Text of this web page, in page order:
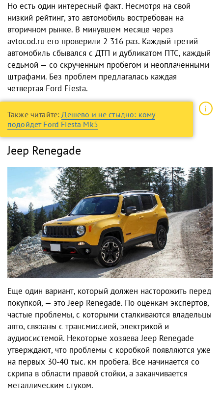
Но есть один интересный факт. Несмотря на свой
низкий рейтинг, это автомобиль востребован на
вторичном рынке. В минувшем месяце через
avtocod.ru его проверили 2 316 раз. Каждый третий
автомобиль сбывался с ДТП и дубликатом ПТС, каждый
седьмой — со скрученным пробегом и неоплаченными
штрафами. Без проблем предлагалась каждая
четвертая Ford Fiesta.
Также читайте:Дешево и не стыдно: кому
подойдет Ford Fiesta Mk5
Jeep Renegade
Еще один вариант, который должен насторожить перед
покупкой, — это Jeep Renegade. По оценкам экспертов,
частые проблемы, с которыми сталкиваются владельцы
авто, связаны с трансмиссией, электрикой и
аудиосистемой. Некоторые хозяева Jeep Renegade
утверждают, что проблемы с коробкой появляются уже
на первых 30-40 тыс. км пробега. Все начинается со
скрипа в области правой стойки, а заканчивается
металлическим стуком.